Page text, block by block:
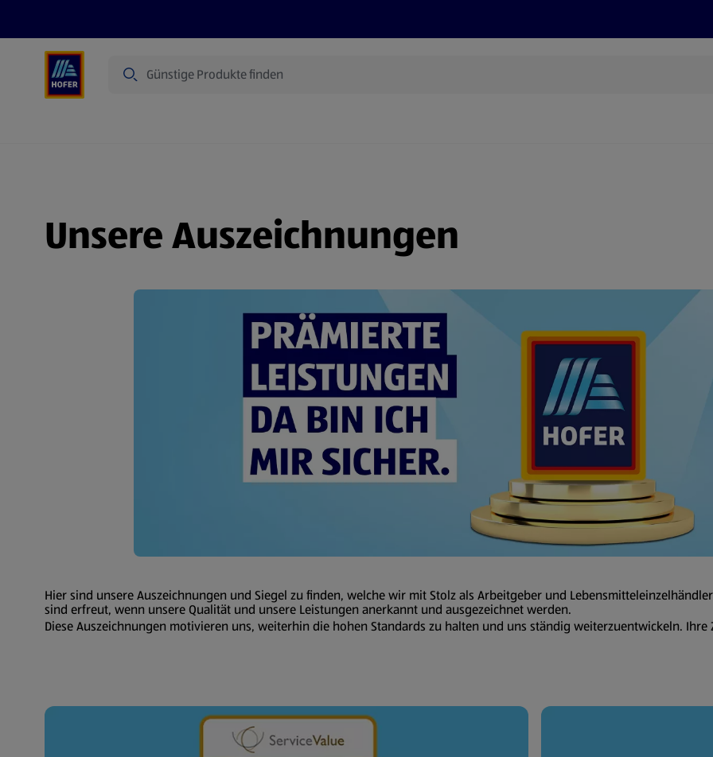
Unsere Auszeichnungen
Hier sind unsere Auszeichnungen und Siegel zu finden, welche wir mit Stolz als Arbeitgeber und
sind erfreut, wenn unsere Qualität und unsere Leistungen anerkannt und ausgezeichnet werden.
Diese Auszeichnungen motivieren uns, weiterhin die hohen Standards zu halten und uns ständig weiterzuentwickeln.